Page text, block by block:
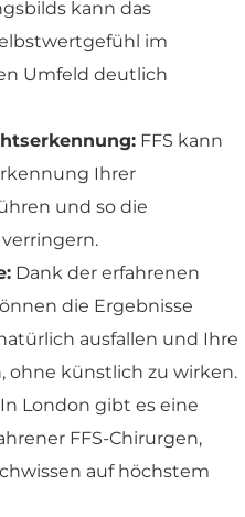
kann das
im
Umfeld deutlich
FFS kann
Ihrer
und so die
Dank der erfahrenen
die Ergebnisse
ausfallen und Ihre
ohne künstlich zu wirken.
In London gibt es eine
FFS-Chirurgen,
auf höchstem